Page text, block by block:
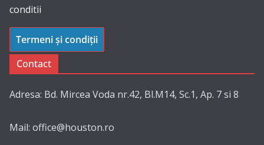
conditii
Termeni și condiții
Contact
Adresa: Bd. Mircea Voda nr.42, Bl.M14, Sc.1, Ap. 7 si 8
Mail: office@houston.ro